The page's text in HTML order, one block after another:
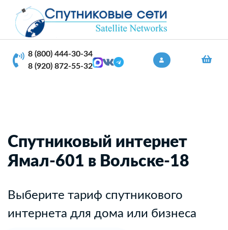
8 (800) 444-30-34
8 (920) 872-55-32
Спутниковый интернет
Ямал-601 в Вольске-18
Выберите тариф спутникового
интернета для дома или бизнеса